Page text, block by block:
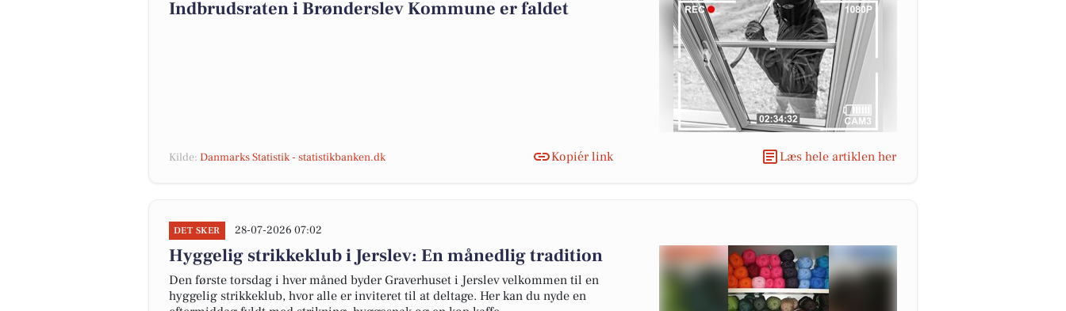
Indbrudsraten i Brønderslev Kommune er faldet
Kilde: Danmarks Statistik - statistikbanken.dk Kopiér link Læs hele artiklen her
DET SKER 28-07-2026 07:02
Hyggelig strikkeklub i Jerslev: En månedlig tradition
Den første torsdag i hver måned byder Graverhuset i Jerslev velkommen til en
hyggelig strikkeklub, hvor alle er inviteret til at deltage. Her kan du nyde en